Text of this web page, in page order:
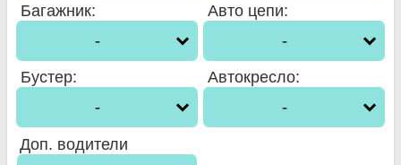
Багажник:
-
Авто цепи:
-
Бустер:
-
Автокресло:
-
Доп. водители